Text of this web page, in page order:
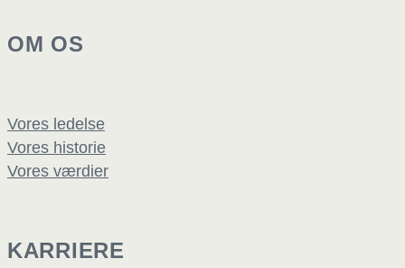
OM OS
Vores ledelse
Vores historie
Vores værdier
KARRIERE